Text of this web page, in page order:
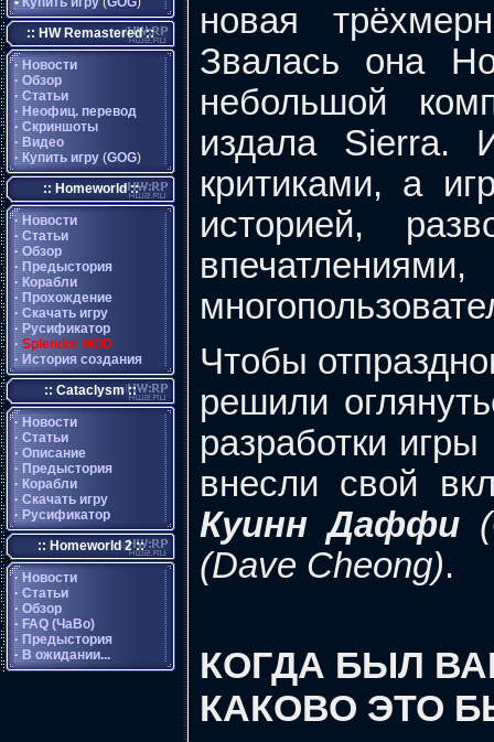
:: HW Remastered ::
· Новости
· Обзор
· Статьи
· Неофиц. перевод
· Скриншоты
· Видео
· Купить игру (GOG)
:: Homeworld ::
· Новости
· Статьи
· Обзор
· Предыстория
· Корабли
· Прохождение
· Скачать игру
· Русификатор
· Splendor MOD
· История создания
:: Cataclysm ::
· Новости
· Статьи
· Описание
· Предыстория
· Корабли
· Скачать игру
· Русификатор
:: Homeworld 2 ::
· Новости
· Статьи
· Обзор
· FAQ (ЧаВо)
· Предыстория
· В ожидании...
новая
Звалась она
небольшой
издала Sierra.
критиками, а
историей,
Чтобы
решили
разработки
внесли свой
Куинн Даффи
(Dave Cheong).
КОГДА БЫЛ
КАКОВО ЭТО